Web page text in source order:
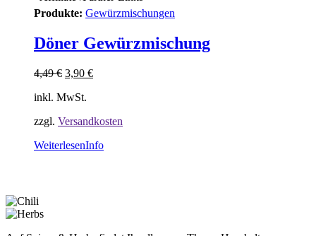
Produkte: Gewürzmischungen
Döner Gewürzmischung
4,49€ 3,90 €
inkl. MwSt.
zzgl. Versandkosten
WeiterlesenInfo